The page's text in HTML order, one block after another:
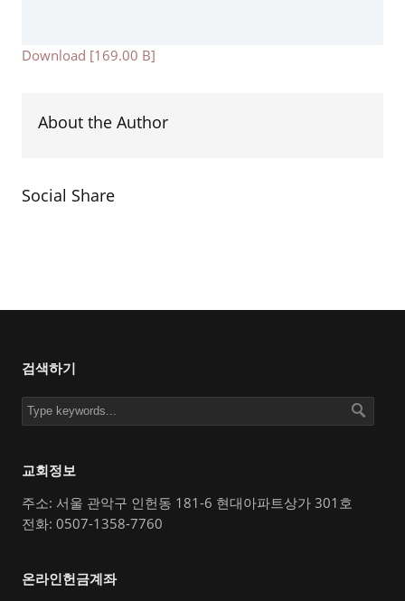
Download [169.00 B]
About the Author
Social Share
검색하기
교회정보
주소: 서울 관악구 인헌동 181-6 현대아파트상가 301호
전화: 0507-1358-7760
온라인헌금계좌